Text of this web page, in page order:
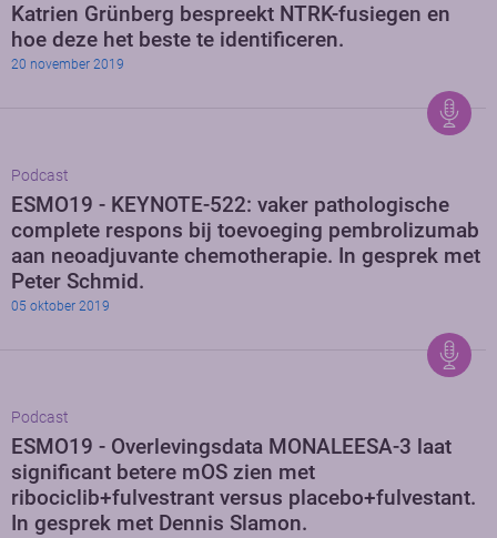
Katrien Grünberg bespreekt NTRK-fusiegen en
hoe deze het beste te identificeren.
20 november 2019
Podcast
ESMO19 - KEYNOTE-522: vaker pathologische
complete respons bij toevoeging pembrolizumab
aan neoadjuvante chemotherapie. In gesprek met
Peter Schmid.
05 oktober 2019
Podcast
ESMO19 - Overlevingsdata MONALEESA-3 laat
significant betere mOS zien met
ribociclib+fulvestrant versus placebo+fulvestant.
In gesprek met Dennis Slamon.